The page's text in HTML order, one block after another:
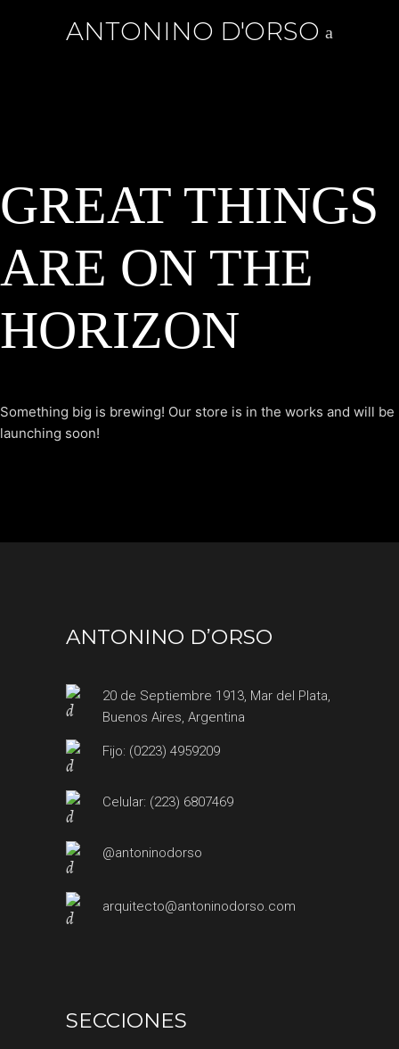
ANTONINO D'ORSO
GREAT THINGS
ARE ON THE
HORIZON
Something big is brewing! Our store is in the works and will be
launching soon!
ANTONINO D’ORSO
20 de Septiembre 1913, Mar del Plata,
Buenos Aires, Argentina
Fijo: (0223) 4959209
Celular: (223) 6807469
@antoninodorso
arquitecto@antoninodorso.com
SECCIONES